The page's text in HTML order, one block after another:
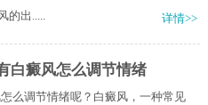
出.....
详情>>
白癜风怎么调节情绪
么调节情绪呢？白癜风，一种常见